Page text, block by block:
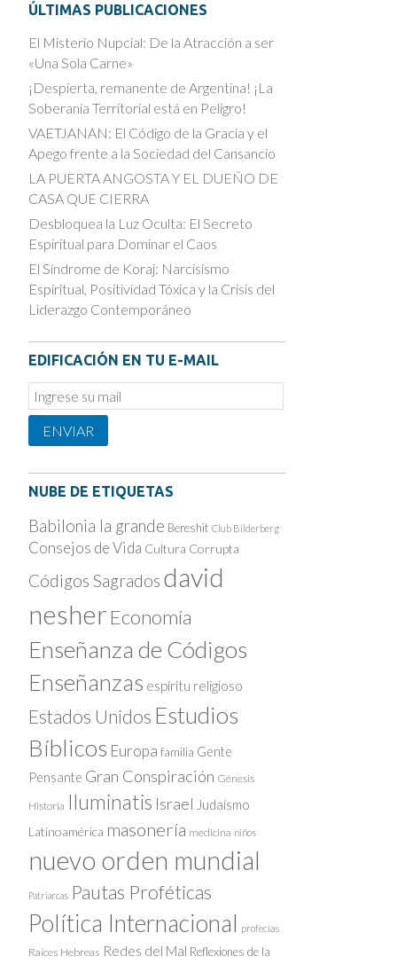
ÚLTIMAS PUBLICACIONES
El Misterio Nupcial: De la Atracción a ser
«Una Sola Carne»
¡Despierta, remanente de Argentina! ¡La
Soberanía Territorial está en Peligro!
VAETJANAN: El Código de la Gracia y el
Apego frente a la Sociedad del Cansancio
LA PUERTA ANGOSTA Y EL DUEÑO DE
CASA QUE CIERRA
Desbloquea la Luz Oculta: El Secreto
Espiritual para Dominar el Caos
El Síndrome de Koraj: Narcisismo
Espiritual, Positividad Tóxica y la Crisis del
Liderazgo Contemporáneo
EDIFICACIÓN EN TU E-MAIL
Email
Subscription
ENVIAR
NUBE DE ETIQUETAS
Babilonia la grande Bereshit Club Bilderberg
Consejos de Vida Cultura Corrupta
Códigos Sagrados david
nesher Economía
Enseñanza de Códigos
Enseñanzas espíritu religioso
Estados Unidos Estudios
Bíblicos Europa familia Gente
Pensante Gran Conspiración Génesis
Historia Iluminatis Israel Judaísmo
Latinoamérica masonería medicina niños
nuevo orden mundial
Patriarcas Pautas Proféticas
Política Internacional profecías
Raíces Hebreas Redes del Mal Reflexiones de la